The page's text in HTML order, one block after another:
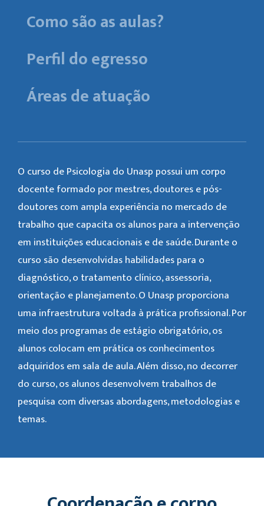
Como são as aulas?
Perfil do egresso
Áreas de atuação
O curso de Psicologia do Unasp possui um corpo
docente formado por mestres, doutores e pós-
doutores com ampla experiência no mercado de
trabalho que capacita os alunos para a intervenção
em instituições educacionais e de saúde. Durante o
curso são desenvolvidas habilidades para o
diagnóstico, o tratamento clínico, assessoria,
orientação e planejamento. O Unasp proporciona
uma infraestrutura voltada à prática profissional. Por
meio dos programas de estágio obrigatório, os
alunos colocam em prática os conhecimentos
adquiridos em sala de aula. Além disso, no decorrer
do curso, os alunos desenvolvem trabalhos de
pesquisa com diversas abordagens, metodologias e
temas.